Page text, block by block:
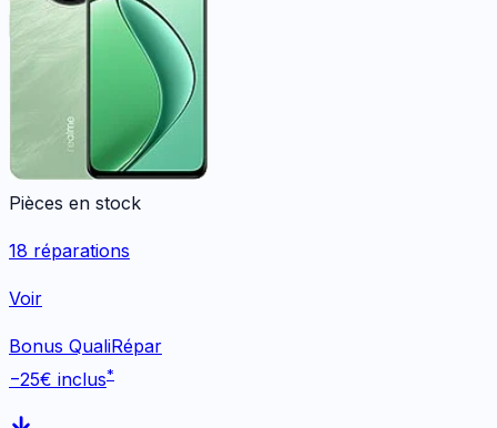
Pièces en stock
18 réparations
Voir
Bonus QualiRépar
−25€ inclus*